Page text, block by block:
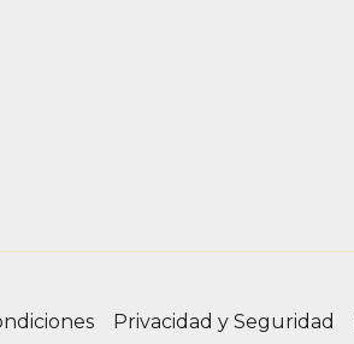
Privacidad y Seguridad